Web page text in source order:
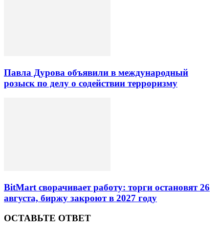
Павла Дурова объявили в международный
розыск по делу о содействии терроризму
BitMart сворачивает работу: торги остановят 26
августа, биржу закроют в 2027 году
ОСТАВЬТЕ ОТВЕТ